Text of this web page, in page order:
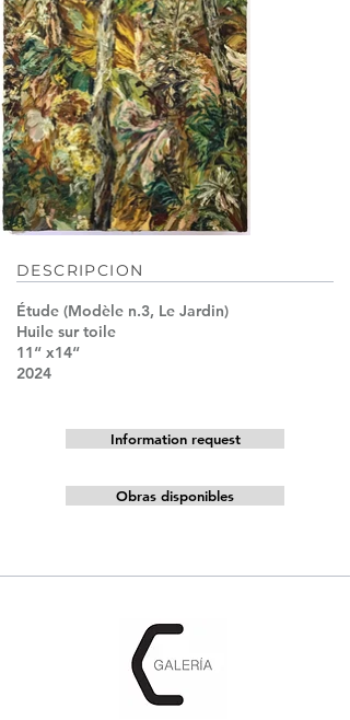
DESCRIPCION
Étude (Modèle n.3, Le Jardin)
Huile sur toile
11“ x14“
2024
Information request
Obras disponibles